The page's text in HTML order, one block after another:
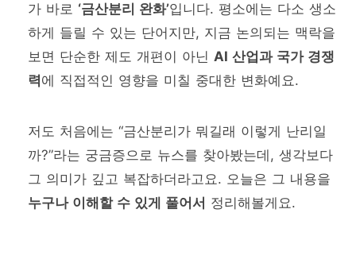
가 바로 ‘금산분리 완화’입니다. 평소에는 다소 생소
하게 들릴 수 있는 단어지만, 지금 논의되는 맥락을
보면 단순한 제도 개편이 아닌 AI 산업과 국가 경쟁
력 에 직접적인 영향을 미칠 중대한 변화예요.
저도 처음에는 “금산분리가 뭐길래 이렇게 난리일
까?”라는 궁금증으로 뉴스를 찾아봤는데, 생각보다
그 의미가 깊고 복잡하더라고요. 오늘은 그 내용을
누구나 이해할 수 있게 풀어서 정리해볼게요.